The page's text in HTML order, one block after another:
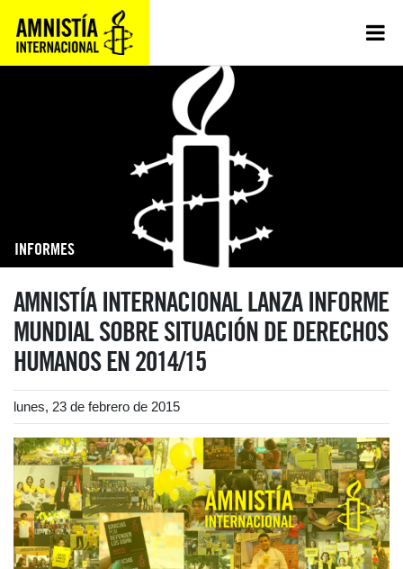
INFORMES
AMNISTÍA INTERNACIONAL LANZA INFORME
MUNDIAL SOBRE SITUACIÓN DE DERECHOS
HUMANOS EN 2014/15
lunes, 23 de febrero de 2015